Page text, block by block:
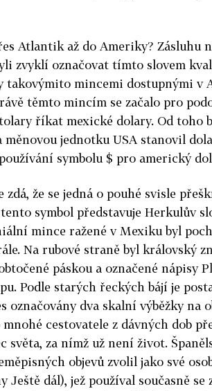
Atlantik až do Ameriky? Zásluhu
zvyklí označovat tímto slovem
takovýmito mincemi dostupnými v
těmto mincím se začalo pro
říkat mexické dolary. Od toho
měnovou jednotku USA stanovil
symbolu $ pro americký
zdá, že se jedná o pouhé svisle
symbol představuje Herkulův
mince ražené v Mexiku byl
Na rubové straně byl královský
páskou a označené nápisy
Podle starých řeckých bájí je
označovány dva skalní výběžky na
cestovatele z dávných dob
světa, za nímž už není život.
objevů zvolil jako své
dál), jež používal současně se